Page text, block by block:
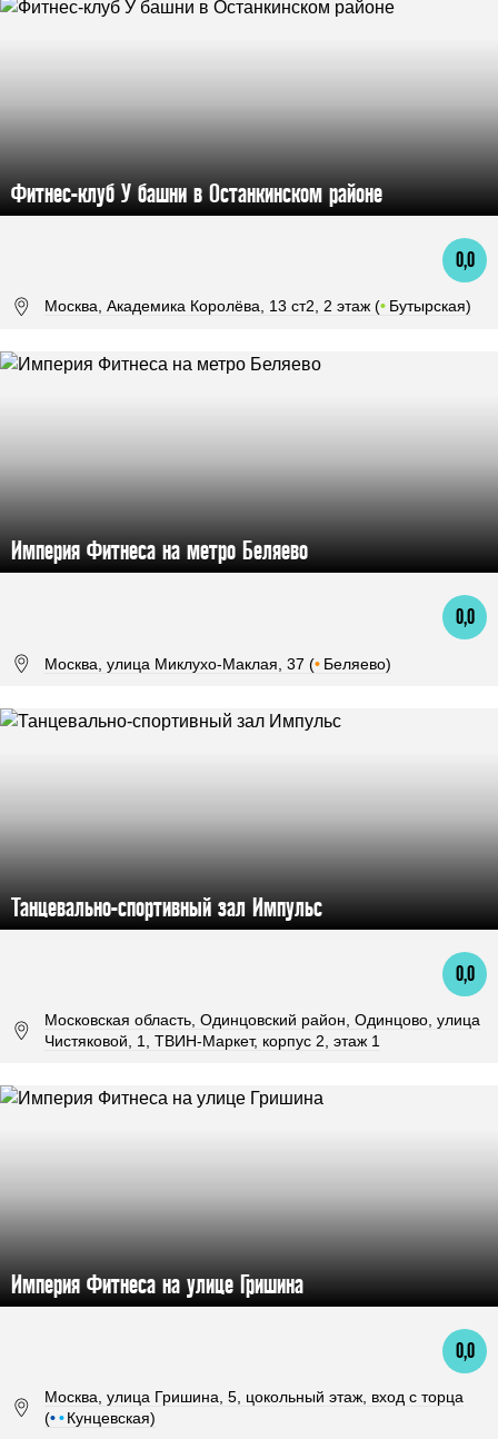
Фитнес-клуб У башни в Останкинском районе
0,0
Москва, Академика Королёва, 13 ст2, 2 этаж (• Бутырская)
Империя Фитнеса на метро Беляево
0,0
Москва, улица Миклухо-Маклая, 37 (• Беляево)
Танцевально-спортивный зал Импульс
0,0
Московская область, Одинцовский район, Одинцово, улица
Чистяковой, 1, ТВИН-Маркет, корпус 2, этаж 1
Империя Фитнеса на улице Гришина
0,0
Москва, улица Гришина, 5, цокольный этаж, вход с торца
(•• Кунцевская)